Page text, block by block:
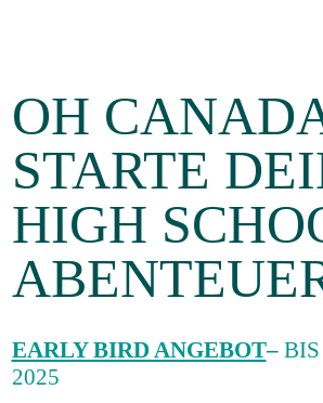
OH
STARTE
HIGH
EARLY BIRD ANGEBOT–
2025